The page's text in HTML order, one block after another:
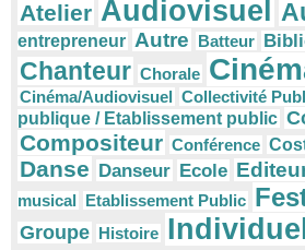
Atelier Audiovisuel
entrepreneur Autre Batteur
Chanteur Chorale
Cinéma/Audiovisuel Collectivité
publique / Etablissement public
Compositeur Conférence
Danse Danseur Ecole
musical Etablissement Public
Groupe Histoire Individuel